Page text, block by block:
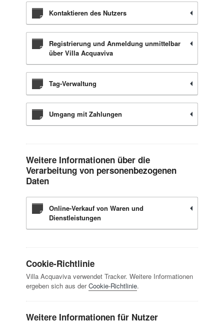
Kontaktieren des Nutzers
Registrierung und Anmeldung unmittelbar
über Villa Acquaviva
Tag-Verwaltung
Umgang mit Zahlungen
Weitere Informationen über die
Verarbeitung von personenbezogenen
Daten
Online-Verkauf von Waren und
Dienstleistungen
Cookie-Richtlinie
Villa Acquaviva verwendet Tracker. Weitere Informationen
ergeben sich aus derCookie-Richtlinie.
Weitere Informationen für Nutzer